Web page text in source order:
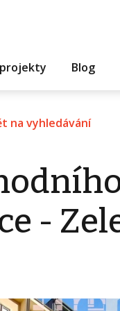
Blog
na vyhledávání
-